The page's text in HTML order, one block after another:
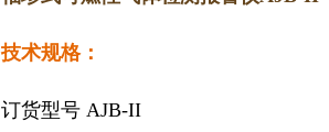
技术规格：
订货型号 AJB-II